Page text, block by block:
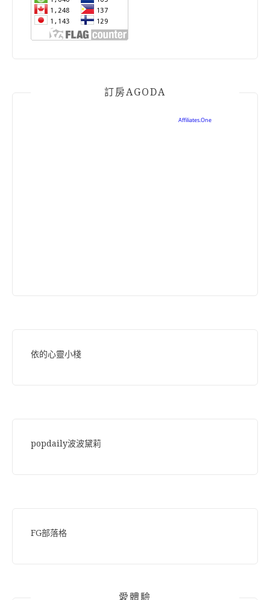
訂房AGODA
依的心靈小棧
popdaily波波黛莉
FG部落格
愛體驗